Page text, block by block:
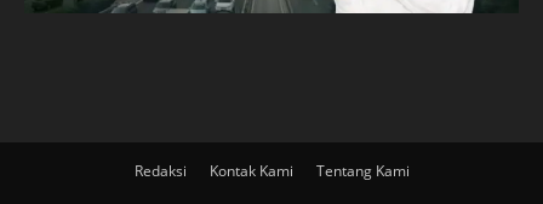
Redaksi Kontak Kami Tentang Kami